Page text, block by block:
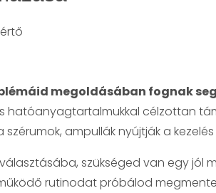
megoldásában fognak
hatóanyagtartalmukkal célzottan
ampullák nyújtják a
szükséged van egy jól
rutinodat próbálod